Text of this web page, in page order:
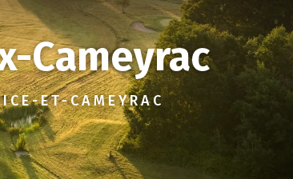
/
UGOLF AU
UGOLF ET
UGOLF
Cameyrac
ET-CAMEYRAC